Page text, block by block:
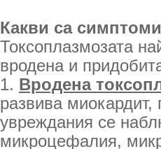
Какви са
Токсоплазмозата
вродена и
1. Вродена
развива
увреждания се
микроцефалия,